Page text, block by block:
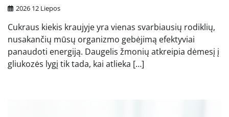
2026 12 Liepos
Cukraus kiekis kraujyje yra vienas svarbiausių rodiklių,
nusakančių mūsų organizmo gebėjimą efektyviai
panaudoti energiją. Daugelis žmonių atkreipia dėmesį į
gliukozės lygį tik tada, kai atlieka […]